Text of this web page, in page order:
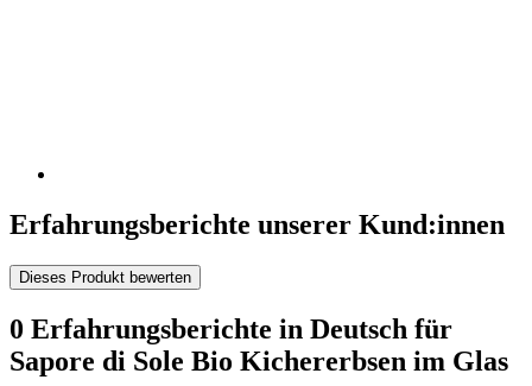
Erfahrungsberichte unserer Kund:innen
Dieses Produkt bewerten
0 Erfahrungsberichte in Deutsch für
Sapore di Sole Bio Kichererbsen im Glas